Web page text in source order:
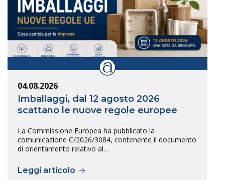
04.08.2026
Imballaggi, dal 12 agosto 2026
scattano le nuove regole europee
La Commissione Europea ha pubblicato la
comunicazione C/2026/3084, contenente il documento
di orientamento relativo al…
Leggi articolo